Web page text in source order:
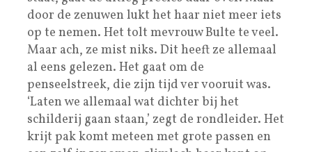
door de zenuwen lukt het haar niet meer iets
op te nemen. Het tolt mevrouw Bulte te veel.
Maar ach, ze mist niks. Dit heeft ze allemaal
al eens gelezen. Het gaat om de
penseelstreek, die zijn tijd ver vooruit was.
‘Laten we allemaal wat dichter bij het
schilderij gaan staan,’ zegt de rondleider. Het
krijt pak komt meteen met grote passen en